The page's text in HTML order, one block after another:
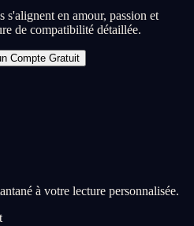
s'alignent en amour, passion et
de compatibilité détaillée.
Compte Gratuit
à votre lecture personnalisée.